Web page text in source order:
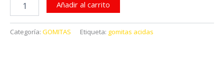
Docile
1
Añadir al carrito
Categoría: GOMITAS Etiqueta: gomitas acidas